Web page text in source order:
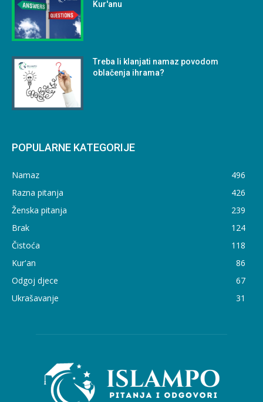
Kur'anu
Treba li klanjati namaz povodom
oblačenja ihrama?
POPULARNE KATEGORIJE
Namaz
496
Razna pitanja
426
Ženska pitanja
239
Brak
124
Čistoća
118
Kur'an
86
Odgoj djece
67
Ukrašavanje
31